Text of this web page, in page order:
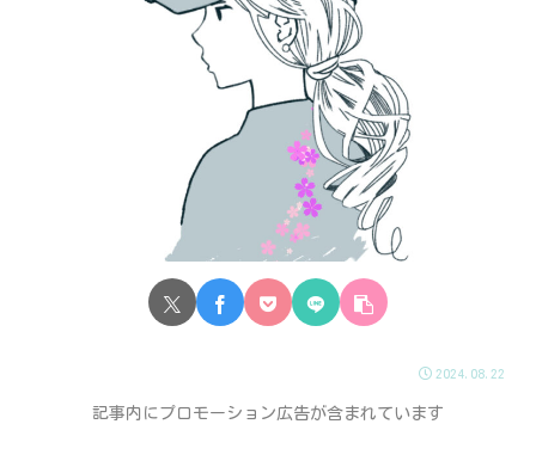
2024.08.22
記事内にプロモーション広告が含まれています